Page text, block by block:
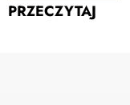
PRZECZYTAJ